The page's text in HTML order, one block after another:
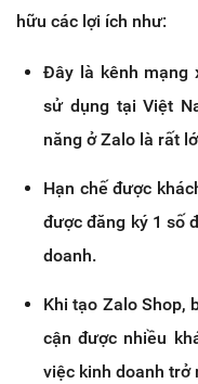
hữu các lợi ích như:
Đây là kênh mạng
sử dụng tại Việt
năng ở Zalo là rất
Hạn chế được
được đăng ký 1 số
doanh.
Khi tạo Zalo Shop,
cận được nhiều
việc kinh doanh trở